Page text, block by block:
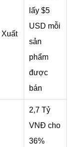
Xuất
lấy $5
USD mỗi
sản
phẩm
được
bán
2,7 Tỷ
VNĐ cho
36%